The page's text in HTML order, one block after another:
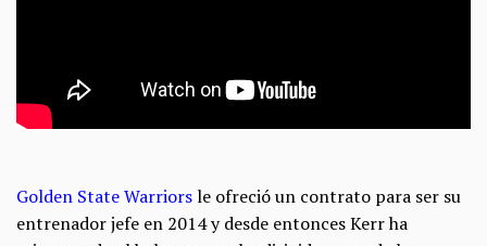
Golden State Warriorsle ofreció un contrato para ser su
entrenador jefe en 2014 y desde entonces Kerr ha